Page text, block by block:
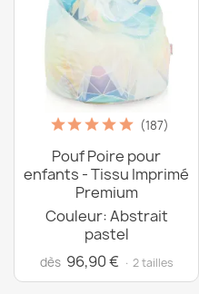
(187)
Pouf Poire pour
enfants - Tissu Imprimé
Premium
Couleur: Abstrait
pastel
dès 96,90 € · 2 tailles